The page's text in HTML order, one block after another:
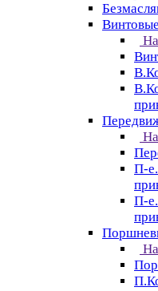
П-
П-